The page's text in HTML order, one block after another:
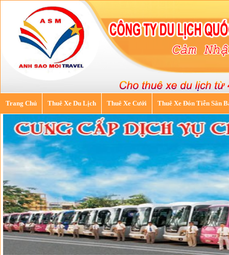
Trang Chủ Thuê Xe Du Lịch Thuê Xe Cưới Thuê Xe Đón Tiễn Sân